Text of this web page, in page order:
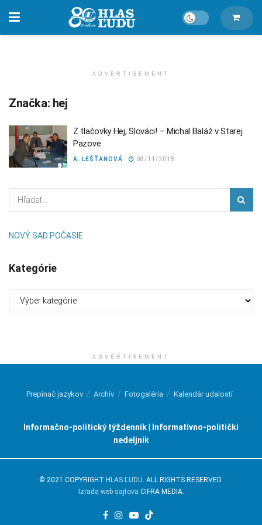
ADVERTISEMENT
Značka: hej
Z tlačovky Hej, Slováci! – Michal Baláž v Starej
Pazove
A. LEŠŤANOVÁ 08/11/2018
NOVÝ SAD POČASIE
Kategórie
ADVERTISEMENT
Prepínač jazykov Archív Fotogaléria Kalendár udalostí
Informačno-politický týždenník | Informativno-politički
nedeljnik
© 2021 COPYRIGHT HLAS ĽUDU . ALL RIGHTS RESERVED.
Izrada web sajtova CIFRA MEDIA.